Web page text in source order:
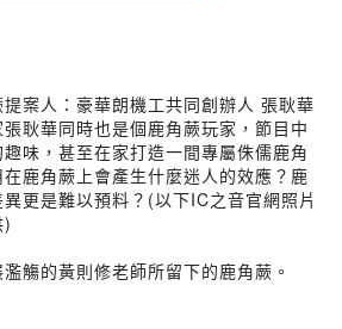
案人：豪華朗機工共同創辦人 張耿華
耿華同時也是個鹿角蕨玩家，節目中
味，甚至在家打造一間專屬侏儒鹿角
鹿角蕨上會產生什麼迷人的效應？鹿
更是難以預料？(以下IC之音官網照片
觴的黃則修老師所留下的鹿角蕨。